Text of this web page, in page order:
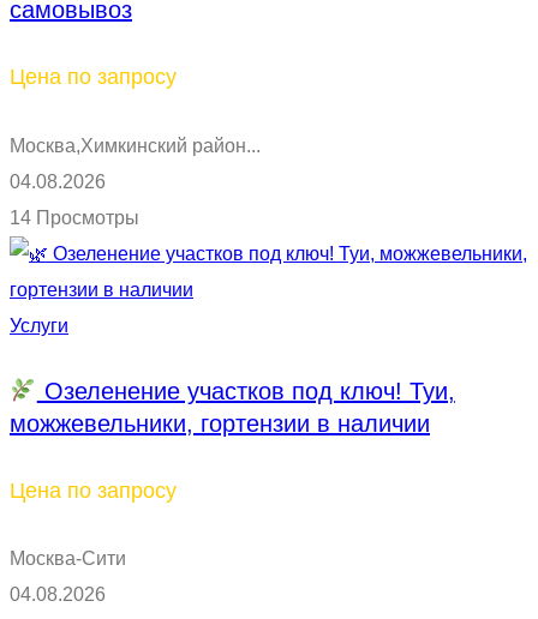
самовывоз
Цена по запросу
Москва,Химкинский район...
04.08.2026
14 Просмотры
Услуги
Озеленение участков под ключ! Туи,
можжевельники, гортензии в наличии
Цена по запросу
Москва-Сити
04.08.2026